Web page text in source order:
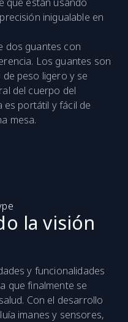
inigualable en
dos guantes con
Los guantes son
peso ligero y se
del cuerpo del
es portátil y fácil de
mesa.
la visión
y funcionalidades
que finalmente se
Con el desarrollo
imanes y sensores,